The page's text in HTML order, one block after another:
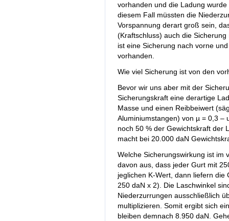
vorhanden und die Ladung
diesem Fall müssten die
Vorspannung derart groß sein,
(Kraftschluss) auch die
ist eine Sicherung nach vorne
vorhanden.
Wie viel Sicherung ist von den
Bevor wir uns aber mit der
Sicherungskraft eine derartige
Masse und einen Reibbeiwert
Aluminiumstangen) von µ = 0,3 –
noch 50 % der Gewichtskraft der
macht bei 20.000 daN
Welche Sicherungswirkung ist im
davon aus, dass jeder Gurt mit
jeglichen K-Wert, dann liefern
250 daN x 2). Die Laschwinkel
Niederzurrungen ausschließlich
multiplizieren. Somit ergibt sich
bleiben demnach 8.950 daN.